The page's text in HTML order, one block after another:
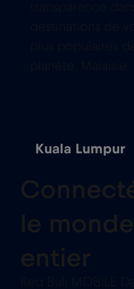
transparence
destinations de
plus populaires
planète. Malaisie
Kuala Lumpur
le monde
entier
Red Bull MOBILE